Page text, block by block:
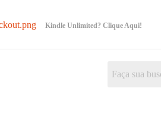
Kindle Unlimited? Clique Aqui!